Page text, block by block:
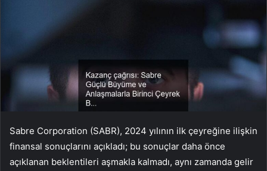
Sabre Corporation (SABR), 2024 yılının ilk çeyreğine ilişkin
finansal sonuçlarını açıkladı; bu sonuçlar daha önce
açıklanan beklentileri aşmakla kalmadı, aynı zamanda gelir